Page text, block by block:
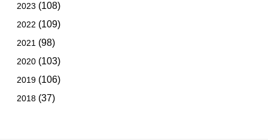
2023 (108)
2022 (109)
2021 (98)
2020 (103)
2019 (106)
2018 (37)